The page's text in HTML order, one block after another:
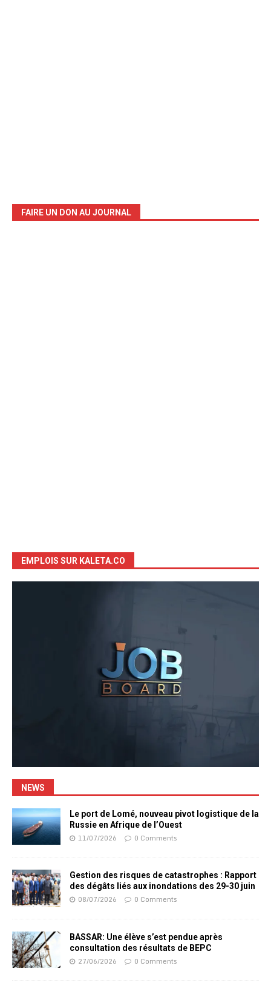
FAIRE UN DON AU JOURNAL
EMPLOIS SUR KALETA.CO
NEWS
Le port de Lomé, nouveau pivot logistique de la
Russie en Afrique de l’Ouest
11/07/2026 0 Comments
Gestion des risques de catastrophes : Rapport
des dégâts liés aux inondations des 29-30 juin
08/07/2026 0 Comments
BASSAR: Une élève s’est pendue après
consultation des résultats de BEPC
27/06/2026 0 Comments